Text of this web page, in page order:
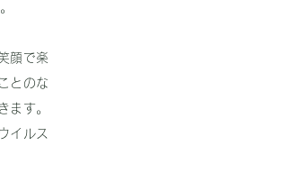
顔で楽
とのな
ます。
イルス